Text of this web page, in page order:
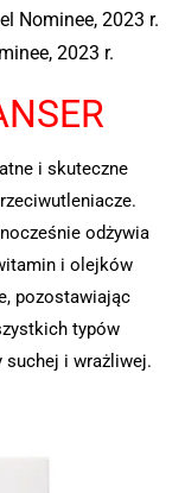
Nominee, 2023 r.
2023 r.
i skuteczne
odżywia
i olejków
pozostawiając
typów
suchej i wrażliwej.